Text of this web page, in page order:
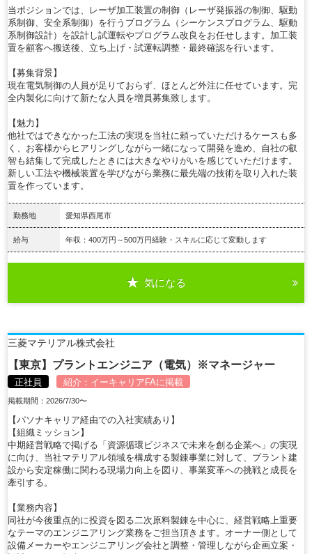
当ポジションでは、レーザ加工装置の制御（レーザ発振器の制御、駆動
系制御、安全系制御）を行うプログラム（シーケンスプログラム、駆動
系制御設計）を設計し試運転やプログラム改良をお任せします。加工装
置を顧客へ搬送後、立ち上げ・試運転調整・最終確認を行います。
【募集背景】
現在電気制御の人員が足りておらず、ほとんど外注に任せています。完
全内製化に向けて新たな人員を増員募集致します。
【魅力】
他社ではできなかった工法の実現を当社に頼っていただけるケースも多
く、お客様からヒアリングしながら一緒になって開発を進め、自社の叡
智も結集して完成したときには大きなやりがいを感じていただけます。
新しい工法や機械装置を学びながら業務に最先端の技術を取り入れた装
置を作っています。
勤務地 愛知県西尾市
給与 年収：400万円～500万円経験・スキルに応じて変動します
気になる
三菱マテリアル株式会社
【東京】プラントエンジニア（電気）※マネージャー
正社員 紹介： イーキャリアFAに掲載
掲載期間：2026/7/30〜
【パソナキャリア経由での入社実績あり】
【組織ミッション】
中期経営戦略で掲げる「資源循環ビジネスで未来を創る企業へ」の実現
に向け、当社マテリアル領域を構成する製錬事業に対して、プラント建
設から安定稼働に関わる現場力向上を図り、事業変革への挑戦と成長を
牽引する。
【業務内容】
同社が今後重点的に投資を図る二次原料製錬を中心に、経営戦略上重要
なテーマのエンジニアリング業務をご担当頂きます。オーナー側として
設備メーカーやエンジニアリング会社と調整・管理しながら企画立案・